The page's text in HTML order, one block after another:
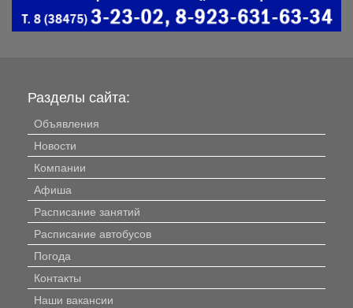
Разделы сайта:
Объявления
Новости
Компании
Афиша
Расписание занятий
Расписание автобусов
Погода
Контакты
Наши вакансии